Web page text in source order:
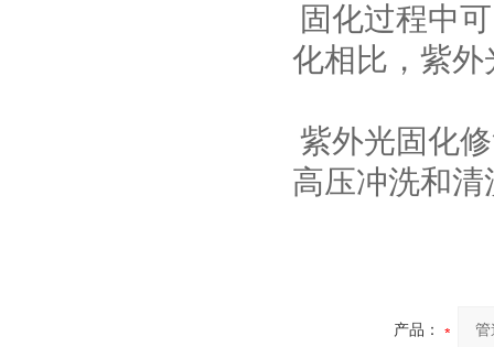
固化过程中
化相比，紫
紫外光固化
高压冲洗和
产品：